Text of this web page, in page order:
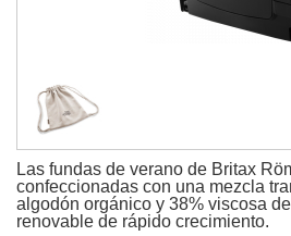
Las fundas de verano de Britax
confeccionadas con una mezcla
algodón orgánico y 38% viscosa
renovable de rápido crecimiento.